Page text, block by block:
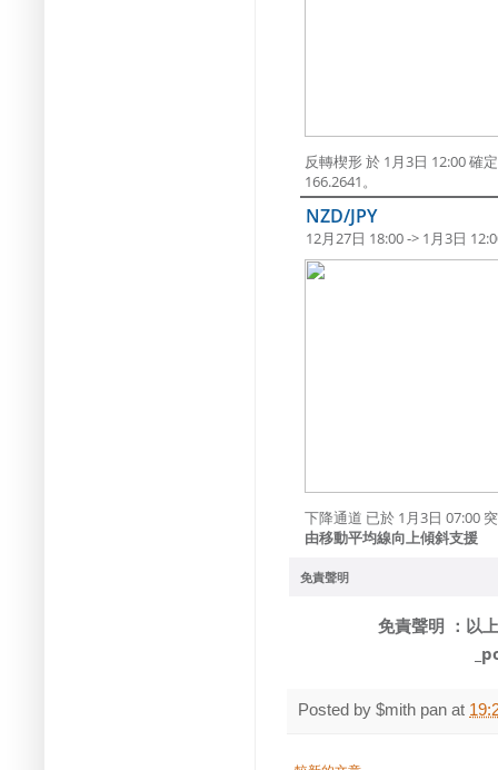
反轉楔形 於 1月3日 12:00 確
166.2641。
NZD/JPY
12月27日 18:00 -> 1月3日
下降通道 已於 1月3日 07:00
由移動平均線向上傾斜支援
免責聲明
免責聲明 ：以
Posted by $mith pan at